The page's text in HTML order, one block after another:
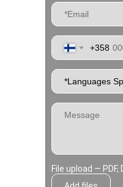
+358
File upload — PDF,